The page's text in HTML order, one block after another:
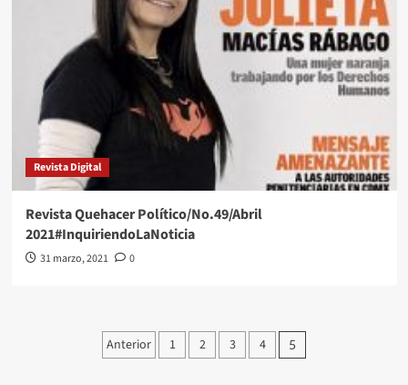
Revista Digital
Revista Quehacer Político/No.49/Abril
2021#InquiriendoLaNoticia
31 marzo, 2021 0
Paginación
Anterior 1 2 3 4 5